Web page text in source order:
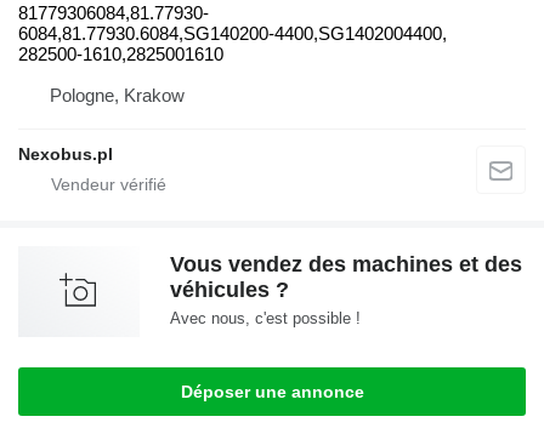
81779306084,81.77930-
6084,81.77930.6084,SG140200-4400,SG1402004400,
282500-1610,2825001610
Pologne, Krakow
Nexobus.pl
Vous vendez des machines et des
véhicules ?
Avec nous, c'est possible !
Déposer une annonce